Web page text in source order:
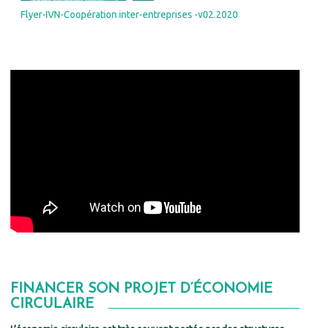
Flyer-IVN-Coopération inter-entreprises -v02.2020
FINANCER SON PROJET D’ÉCONOMIE
CIRCULAIRE